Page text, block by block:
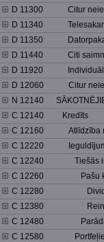
D 11300 Citur
D 11340
D 11350
D 11440 Citi
D 11920 Individuālie,
D 12060 Citur
N 12140
C 12140 Kredīts
C 12160 Atlīdzība
C 12220
C 12240 Tiešās
C 12260 Pašu
C 12280
C 12380
C 12480 Parāda
C 12580